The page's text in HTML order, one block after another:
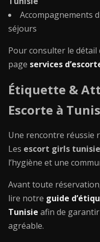
Accompagnements
séjours
Pour consulter le
page services
Étiquette &
Escorte à Tunis
Une rencontre réussie
Les escort girls
l’hygiène et une
Avant toute
lire notre guide
Tunisie afin de
agréable.